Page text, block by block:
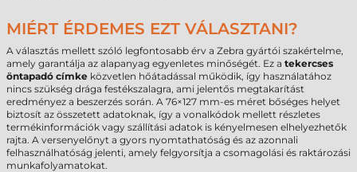
MIÉRT ÉRDEMES EZT VÁLASZTANI?
A választás mellett szóló legfontosabb érv a Zebra gyártói szakértelme,
amely garantálja az alapanyag egyenletes minőségét. Ez a tekercses
öntapadó címke közvetlen hőátadással működik, így használatához
nincs szükség drága festékszalagra, ami jelentős megtakarítást
eredményez a beszerzés során. A 76×127 mm-es méret bőséges helyet
biztosít az összetett adatoknak, így a vonalkódok mellett részletes
termékinformációk vagy szállítási adatok is kényelmesen elhelyezhetők
rajta. A versenyelőnyt a gyors nyomtathatóság és az azonnali
felhasználhatóság jelenti, amely felgyorsítja a csomagolási és raktározási
munkafolyamatokat.